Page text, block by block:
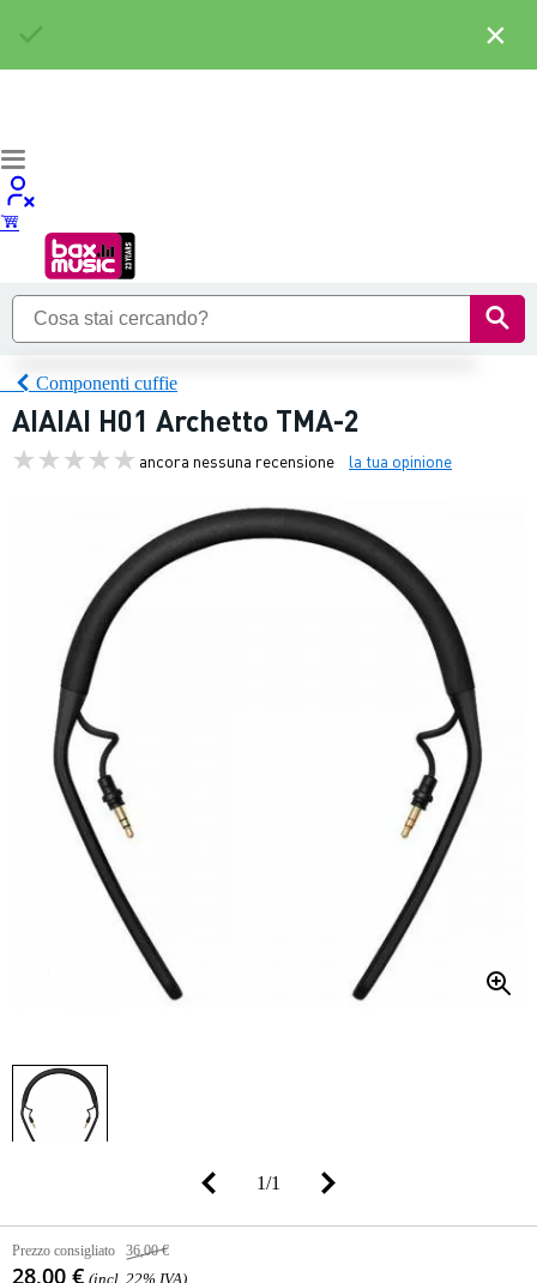
Componenti cuffie
AIAIAI H01 Archetto TMA-2
ancora nessuna recensione la tua opinione
1/1
Prezzo consigliato 36,00 €
28,00 € (incl. 22% IVA)
×